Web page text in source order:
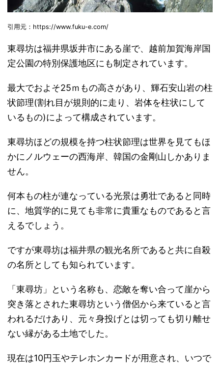
引用元：https://www.fuku-e.com/
東尋坊は福井県坂井市にある崖で、越前加賀海岸国
定公園の特別保護地区にも制定されています。
最大でおよそ25ｍもの高さがあり、輝石安山岩の柱
状節理(割れ目が規則的に走り、岩体を柱状にして
いるもの)によって構成されています。
東尋坊ほどの規模を持つ柱状節理は世界を見てもほ
かにノルウェーの西海岸、韓国の金剛山しかありま
せん。
何本もの柱が連なっている光景は勇壮であると同時
に、地質学的に見ても非常に貴重なものであると言
えるでしょう。
ですが東尋坊は福井県の観光名所であると共に自殺
の名所としても知られています。
「東尋坊」という名称も、恋敵を奪い合って崖から
突き落とされた東尋坊という僧侶から来ていると言
われるだけあり、元々身投げとは切っても切り離せ
ない縁がある土地でした。
現在は10円玉やテレホンカードが用意され、いつで